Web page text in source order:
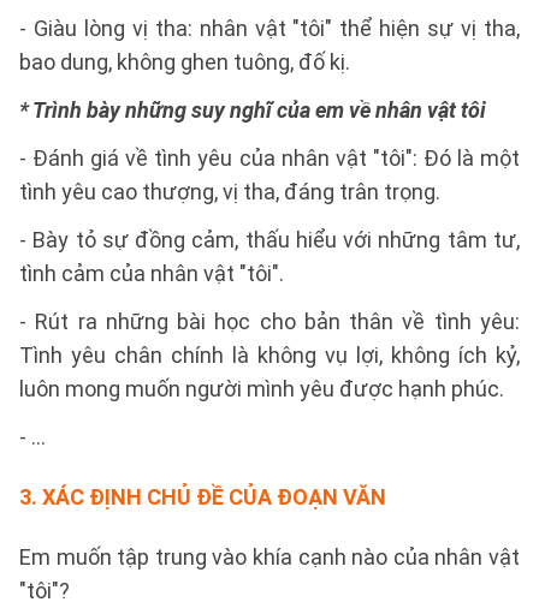
- Giàu lòng vị tha: nhân vật "tôi" thể hiện sự vị tha,
bao dung, không ghen tuông, đố kị.
* Trình bày những suy nghĩ của em về nhân vật tôi
- Đánh giá về tình yêu của nhân vật "tôi": Đó là một
tình yêu cao thượng, vị tha, đáng trân trọng.
- Bày tỏ sự đồng cảm, thấu hiểu với những tâm tư,
tình cảm của nhân vật "tôi".
- Rút ra những bài học cho bản thân về tình yêu:
Tình yêu chân chính là không vụ lợi, không ích kỷ,
luôn mong muốn người mình yêu được hạnh phúc.
- ...
3. XÁC ĐỊNH CHỦ ĐỀ CỦA ĐOẠN VĂN
Em muốn tập trung vào khía cạnh nào của nhân vật
"tôi"?